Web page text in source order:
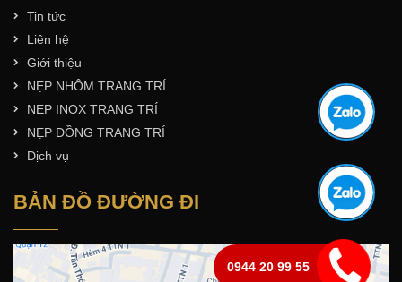
Tin tức
Liên hệ
Giới thiệu
NẸP NHÔM TRANG TRÍ
NẸP INOX TRANG TRÍ
NẸP ĐỒNG TRANG TRÍ
Dịch vụ
BẢN ĐỒ ĐƯỜNG ĐI
0944 20 99 55